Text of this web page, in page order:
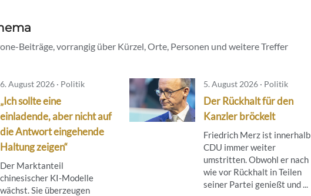
Beiträge, vorrangig über Kürzel, Orte, Personen und weitere Treffer
6. August 2026 · Politik
„Ich sollte eine
einladende, aber nicht auf
die Antwort eingehende
Haltung zeigen“
Der Marktanteil
chinesischer KI-Modelle
wächst. Sie überzeugen
5. August 2026 · Politik
Der Rückhalt für den
Kanzler bröckelt
Friedrich Merz ist innerhalb
CDU immer weiter
umstritten. Obwohl er nach
wie vor Rückhalt in Teilen
seiner Partei genießt und ...